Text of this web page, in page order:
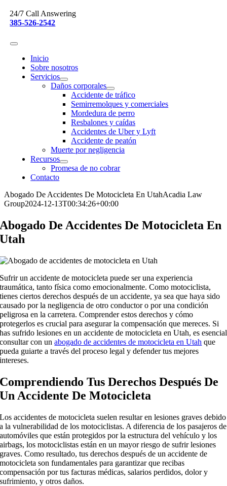
content
Inicio
Sobre nosotros
Servicios
Daños corporales
Accidente de tráfico
Semirremolques y comerciales
Mordedura de perro
Resbalones y caídas
Accidentes de Uber y Lyft
Accidente de peatón
Muerte por negligencia
Recursos
Promesa de no cobrar
Contacto
24/7 Call Answering
385-526-2542
Abogado De Accidentes De Motocicleta En UtahAcadia Law
Group2024-12-13T00:34:26+00:00
Abogado De Accidentes De Motocicleta En
Utah
Sufrir un accidente de motocicleta puede ser una experiencia
traumática, tanto física como emocionalmente. Como motociclista,
tienes ciertos derechos después de un accidente, ya sea que haya sido
causado por la negligencia de otro conductor o por una condición
peligrosa en la carretera. Comprender estos derechos y cómo
protegerlos es crucial para asegurar la compensación que mereces. Si
has sufrido lesiones en un accidente de motocicleta en Utah, es esencial
consultar con unabogado de accidentes de motocicleta en Utah que
pueda guiarte a través del proceso legal y defender tus mejores
intereses.
Comprendiendo Tus Derechos Después De
Un Accidente De Motocicleta
Los accidentes de motocicleta suelen resultar en lesiones graves debido
a la vulnerabilidad de los motociclistas. A diferencia de los pasajeros de
automóviles que están protegidos por la estructura del vehículo y los
airbags, los motociclistas están en un mayor riesgo de sufrir lesiones
graves. Como resultado, tus derechos después de un accidente de
motocicleta son fundamentales para garantizar que recibas
compensación por tus facturas médicas, salarios perdidos, dolor y
sufrimiento, y otros daños.